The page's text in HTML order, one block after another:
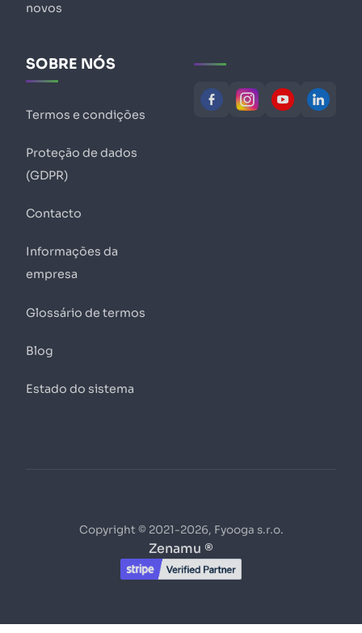
novos
SOBRE NÓS
Termos e condições
Proteção de dados
(GDPR)
Contacto
Informações da
empresa
Glossário de termos
Blog
Estado do sistema
Copyright © 2021-2026, Fyooga s.r.o.
Zenamu ®